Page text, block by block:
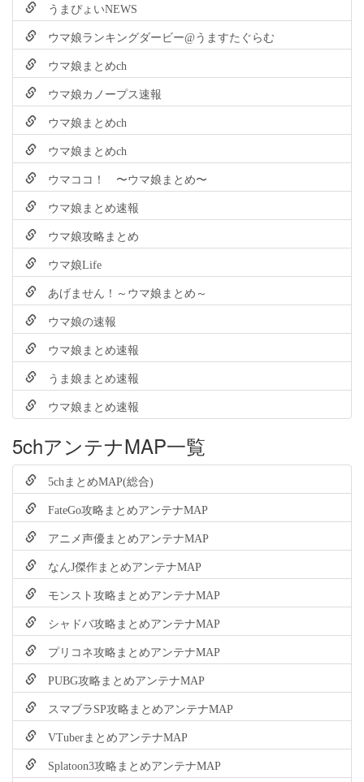
うまぴょいNEWS
ウマ娘ランキングダービー@うますたぐらむ
ウマ娘まとめch
ウマ娘カノープス速報
ウマ娘まとめch
ウマ娘まとめch
ウマココ！ 〜ウマ娘まとめ〜
ウマ娘まとめ速報
ウマ娘攻略まとめ
ウマ娘Life
あげません！～ウマ娘まとめ～
ウマ娘の速報
ウマ娘まとめ速報
うま娘まとめ速報
ウマ娘まとめ速報
5chアンテナMAP一覧
5chまとめMAP(総合)
FateGo攻略まとめアンテナMAP
アニメ声優まとめアンテナMAP
なんJ傑作まとめアンテナMAP
モンスト攻略まとめアンテナMAP
シャドバ攻略まとめアンテナMAP
プリコネ攻略まとめアンテナMAP
PUBG攻略まとめアンテナMAP
スマブラSP攻略まとめアンテナMAP
VTuberまとめアンテナMAP
Splatoon3攻略まとめアンテナMAP